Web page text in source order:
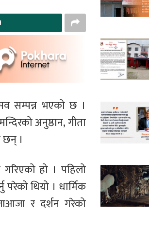
सम्पन्न भएको छ ।
अनुष्ठान, गीता
।
हो । पहिलो
थियो । धार्मिक
र दर्शन गरेको